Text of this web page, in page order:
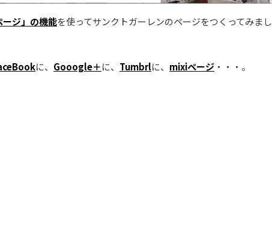
ージ」の機能を使ってサンクトガーレンのページをつくってみまし
に、 Gooogle＋に、 Tumbrlに、 mixiページ ・・・。